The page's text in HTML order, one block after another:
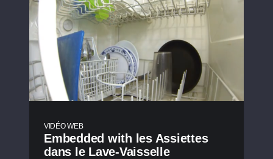
VIDÉO WEB
Embedded with les Assiettes
dans le Lave-Vaisselle